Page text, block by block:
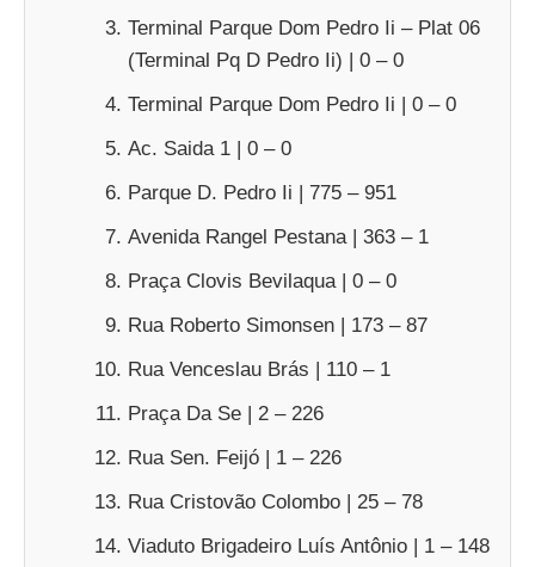
Terminal Parque Dom Pedro Ii – Plat 06
(Terminal Pq D Pedro Ii) | 0 – 0
Terminal Parque Dom Pedro Ii | 0 – 0
Ac. Saida 1 | 0 – 0
Parque D. Pedro Ii | 775 – 951
Avenida Rangel Pestana | 363 – 1
Praça Clovis Bevilaqua | 0 – 0
Rua Roberto Simonsen | 173 – 87
Rua Venceslau Brás | 110 – 1
Praça Da Se | 2 – 226
Rua Sen. Feijó | 1 – 226
Rua Cristovão Colombo | 25 – 78
Viaduto Brigadeiro Luís Antônio | 1 – 148